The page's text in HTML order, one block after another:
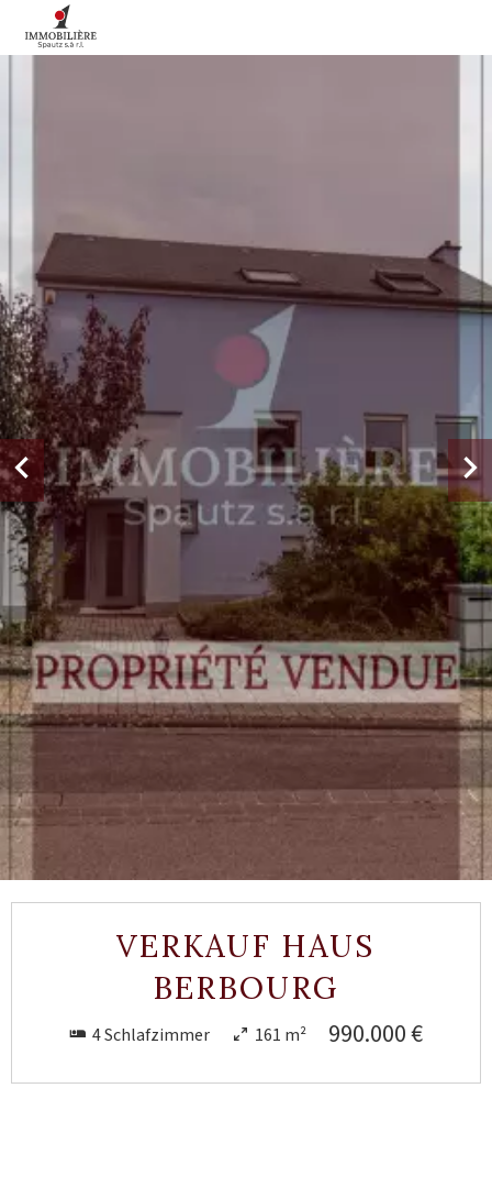
VERKAUF HAUS
BERBOURG
4 Schlafzimmer 161 m² 990.000 €